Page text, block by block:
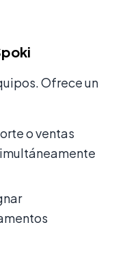
Ofrece un
o ventas